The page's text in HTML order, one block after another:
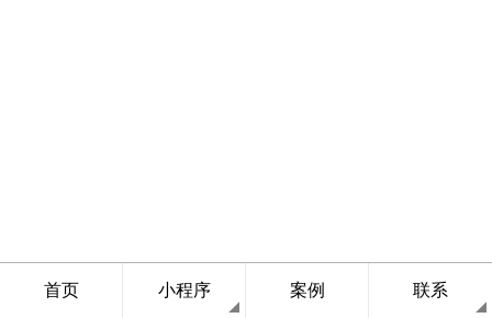
首页 小程序 案例 联系